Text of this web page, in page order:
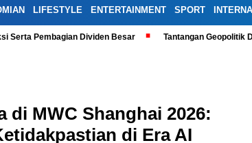
LIFESTYLE ENTERTAINMENT SPORT
Serta Pembagian Dividen Besar Tantangan Geopolitik
di MWC Shanghai 2026:
di Era AI